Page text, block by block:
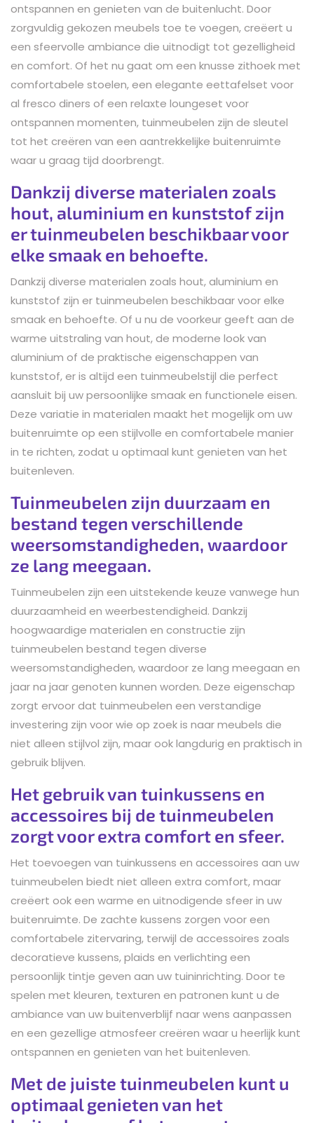
ontspannen en genieten van de buitenlucht. Door
zorgvuldig gekozen meubels toe te voegen, creëert u
een sfeervolle ambiance die uitnodigt tot gezelligheid
en comfort. Of het nu gaat om een knusse zithoek met
comfortabele stoelen, een elegante eettafelset voor
al fresco diners of een relaxte loungeset voor
ontspannen momenten, tuinmeubelen zijn de sleutel
tot het creëren van een aantrekkelijke buitenruimte
waar u graag tijd doorbrengt.
Dankzij diverse materialen zoals
hout, aluminium en kunststof zijn
er tuinmeubelen beschikbaar voor
elke smaak en behoefte.
Dankzij diverse materialen zoals hout, aluminium en
kunststof zijn er tuinmeubelen beschikbaar voor elke
smaak en behoefte. Of u nu de voorkeur geeft aan de
warme uitstraling van hout, de moderne look van
aluminium of de praktische eigenschappen van
kunststof, er is altijd een tuinmeubelstijl die perfect
aansluit bij uw persoonlijke smaak en functionele eisen.
Deze variatie in materialen maakt het mogelijk om uw
buitenruimte op een stijlvolle en comfortabele manier
in te richten, zodat u optimaal kunt genieten van het
buitenleven.
Tuinmeubelen zijn duurzaam en
bestand tegen verschillende
weersomstandigheden, waardoor
ze lang meegaan.
Tuinmeubelen zijn een uitstekende keuze vanwege hun
duurzaamheid en weerbestendigheid. Dankzij
hoogwaardige materialen en constructie zijn
tuinmeubelen bestand tegen diverse
weersomstandigheden, waardoor ze lang meegaan en
jaar na jaar genoten kunnen worden. Deze eigenschap
zorgt ervoor dat tuinmeubelen een verstandige
investering zijn voor wie op zoek is naar meubels die
niet alleen stijlvol zijn, maar ook langdurig en praktisch in
gebruik blijven.
Het gebruik van tuinkussens en
accessoires bij de tuinmeubelen
zorgt voor extra comfort en sfeer.
Het toevoegen van tuinkussens en accessoires aan uw
tuinmeubelen biedt niet alleen extra comfort, maar
creëert ook een warme en uitnodigende sfeer in uw
buitenruimte. De zachte kussens zorgen voor een
comfortabele zitervaring, terwijl de accessoires zoals
decoratieve kussens, plaids en verlichting een
persoonlijk tintje geven aan uw tuininrichting. Door te
spelen met kleuren, texturen en patronen kunt u de
ambiance van uw buitenverblijf naar wens aanpassen
en een gezellige atmosfeer creëren waar u heerlijk kunt
ontspannen en genieten van het buitenleven.
Met de juiste tuinmeubelen kunt u
optimaal genieten van het